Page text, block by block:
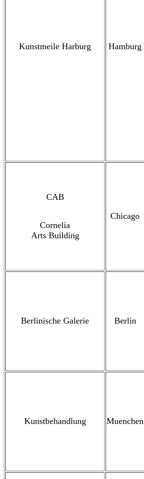
Kunstmeile Harburg Hamburg
CAB
Cornelia
Arts Building
Chicago
Berlinische Galerie Berlin
Kunstbehandlung Muenchen